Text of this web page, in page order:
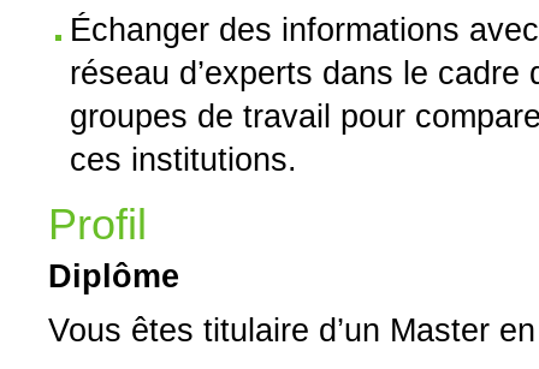
Échanger des informations
réseau d’experts dans le
groupes de travail pour
ces institutions.
Profil
Diplôme
Vous êtes titulaire d’un Master